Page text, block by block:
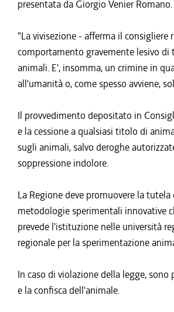
presentata da Giorgio Venier Romano.
"La vivisezione - afferma il consigliere
comportamento gravemente lesivo
animali. E', insomma, un crimine in
all'umanità o, come spesso avviene,
Il provvedimento depositato in
e la cessione a qualsiasi titolo di
sugli animali, salvo deroghe
soppressione indolore.
La Regione deve promuovere la
metodologie sperimentali innovative
prevede l'istituzione nelle università
regionale per la sperimentazione
In caso di violazione della legge,
e la confisca dell'animale.